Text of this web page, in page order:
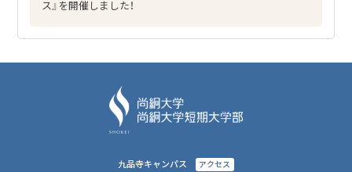
ス』を開催しました！
九品寺キャンパス アクセス